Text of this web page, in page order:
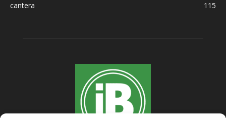
cantera
115